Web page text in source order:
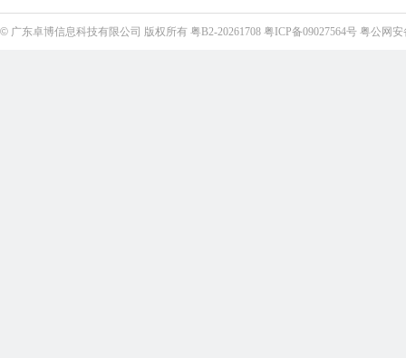
© 广东卓博信息科技有限公司 版权所有 粤B2-20261708 粤ICP备09027564号 粤公网安